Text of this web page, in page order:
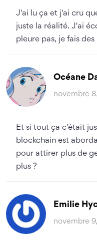
J'ai lu ça et j'ai cru
juste la réalité. J'ai
pleure pas, je fais des
Océane
novembre
Et si tout ça c'était
blockchain est
pour attirer plus de
plus ?
Emilie
novembre